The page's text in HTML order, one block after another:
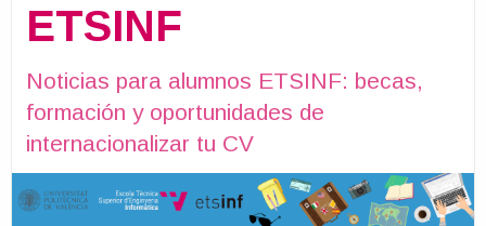
ETSINF
Noticias para alumnos ETSINF: becas,
formación y oportunidades de
internacionalizar tu CV